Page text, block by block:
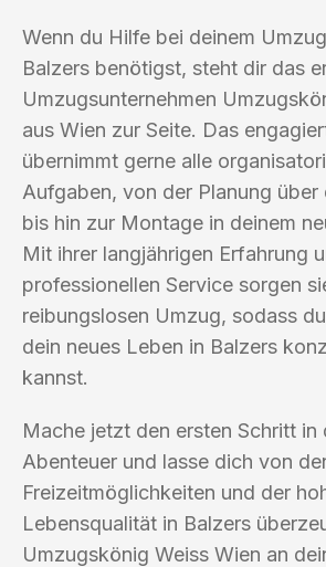
Wenn du Hilfe bei deinem
Balzers benötigst, steht dir das
Umzugsunternehmen
aus Wien zur Seite. Das
übernimmt gerne alle
Aufgaben, von der Planung über
bis hin zur Montage in deinem
Mit ihrer langjährigen Erfahrung
professionellen Service sorgen
reibungslosen Umzug, sodass
dein neues Leben in Balzers
kannst.
Mache jetzt den ersten Schritt in
Abenteuer und lasse dich von
Freizeitmöglichkeiten und der
Lebensqualität in Balzers
Umzugskönig Weiss Wien an